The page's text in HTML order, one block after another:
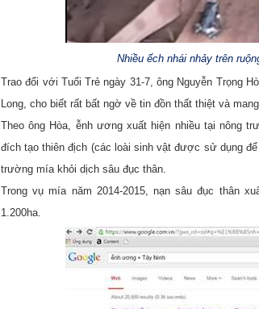
Nhiều ếch nhái nhảy trên
Trao đổi với Tuổi Trẻ ngày 31-7, ông Nguyễn Trọng
Long, cho biết rất bất ngờ về tin đồn thất thiệt và
Theo ông Hòa, ễnh ương xuất hiện nhiều tại nông
đích tạo thiên địch (các loài sinh vật được sử dụng
trường mía khỏi dịch sâu đục thân.
Trong vụ mía năm 2014-2015, nạn sâu đục thân
1.200ha.